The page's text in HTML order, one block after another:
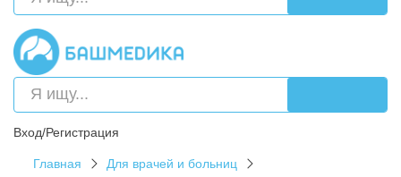
Вход/Регистрация
Главная
Для врачей и больниц